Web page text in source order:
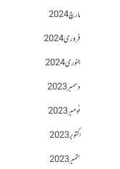
مارچ 2024
فروری 2024
جنوری 2024
دسمبر 2023
نومبر 2023
اکتوبر 2023
ستمبر 2023